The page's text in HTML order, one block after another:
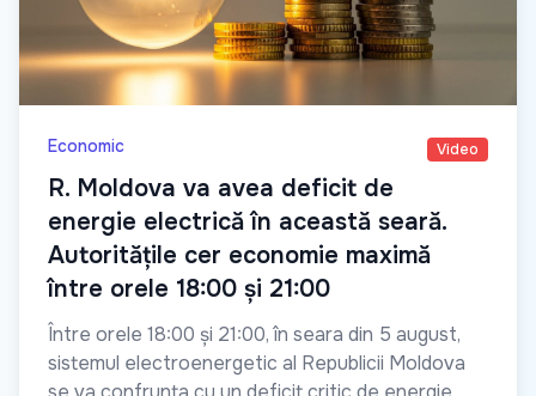
Economic Video
R. Moldova va avea deficit de
energie electrică în această seară.
Autoritățile cer economie maximă
între orele 18:00 și 21:00
Între orele 18:00 și 21:00, în seara din 5 august,
sistemul electroenergetic al Republicii Moldova